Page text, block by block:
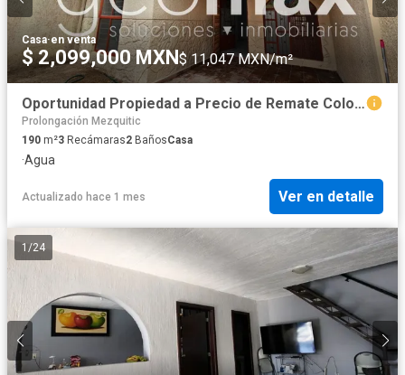
Casa·en venta
$ 2,099,000 MXN$ 11,047 MXN/m²
Oportunidad Propiedad a Precio de Remate Colonia La Guadalupana en Tlaquepaque Lista Para Escriturar
Prolongación Mezquitic
190 m²3 Recámaras2 BañosCasa
·Agua
Actualizado hace 1 mes Ver en detalle
1 /24